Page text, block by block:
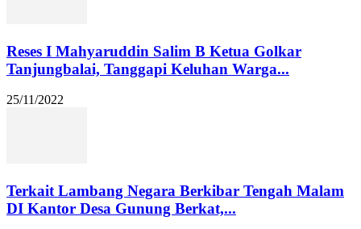
Reses I Mahyaruddin Salim B Ketua Golkar
Tanjungbalai, Tanggapi Keluhan Warga...
25/11/2022
Terkait Lambang Negara Berkibar Tengah Malam
DI Kantor Desa Gunung Berkat,...